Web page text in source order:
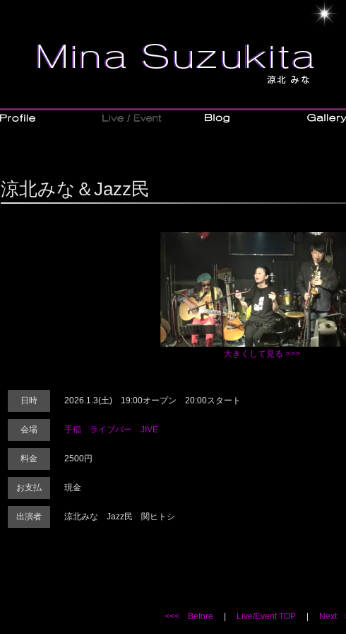
涼北みな＆Jazz民
大きくして見る >>>
日時 2026.1.3(土) 19:00オープン 20:00スタート
会場 手稲 ライブバー JIVE
料金 2500円
お支払 現金
出演者 涼北みな Jazz民 関ヒトシ
<<< Before Live/Event TOP| Next